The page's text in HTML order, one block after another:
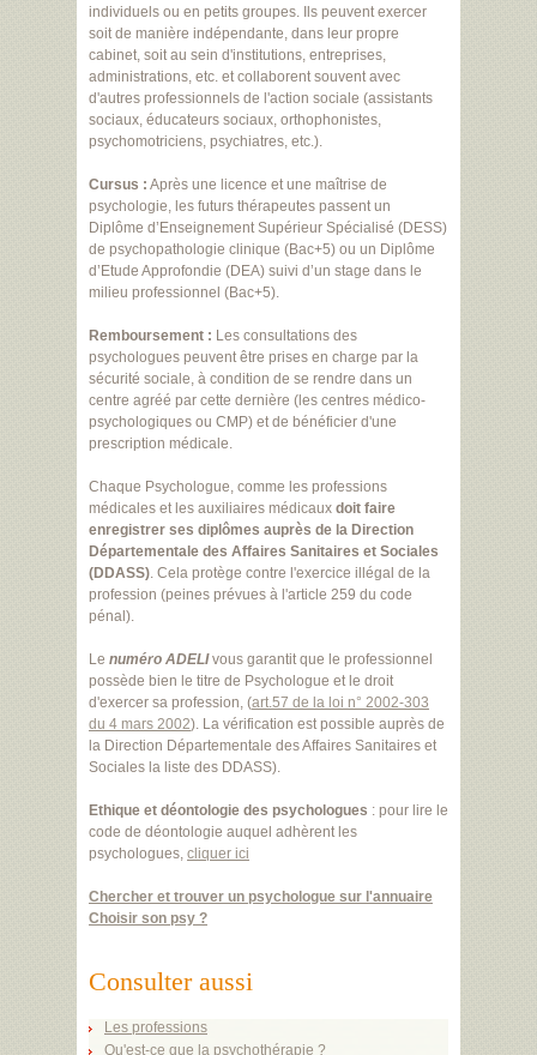
individuels ou en petits groupes. Ils peuvent exercer
soit de manière indépendante, dans leur propre
cabinet, soit au sein d'institutions, entreprises,
administrations, etc. et collaborent souvent avec
d'autres professionnels de l'action sociale (assistants
sociaux, éducateurs sociaux, orthophonistes,
psychomotriciens, psychiatres, etc.).
Cursus : Après une licence et une maîtrise de
psychologie, les futurs thérapeutes passent un
Diplôme d’Enseignement Supérieur Spécialisé (DESS)
de psychopathologie clinique (Bac+5) ou un Diplôme
d’Etude Approfondie (DEA) suivi d’un stage dans le
milieu professionnel (Bac+5).
Remboursement : Les consultations des
psychologues peuvent être prises en charge par la
sécurité sociale, à condition de se rendre dans un
centre agréé par cette dernière (les centres médico-
psychologiques ou CMP) et de bénéficier d'une
prescription médicale.
Chaque Psychologue, comme les professions
médicales et les auxiliaires médicaux doit faire
enregistrer ses diplômes auprès de la Direction
Départementale des Affaires Sanitaires et Sociales
(DDASS). Cela protège contre l'exercice illégal de la
profession (peines prévues à l'article 259 du code
pénal).
Le numéro ADELIvous garantit que le professionnel
possède bien le titre de Psychologue et le droit
d'exercer sa profession, (art.57 de la loi n° 2002-303
du 4 mars 2002). La vérification est possible auprès de
la Direction Départementale des Affaires Sanitaires et
Sociales la liste des DDASS).
Ethique et déontologie des psychologues : pour lire le
code de déontologie auquel adhèrent les
psychologues, cliquer ici
Chercher et trouver un psychologue sur l'annuaire
Choisir son psy ?
Consulter aussi
Les professions
Qu'est-ce que la psychothérapie ?